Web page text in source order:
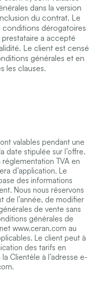
dans la version
du contrat. Le
conditions dérogatoires
a accepté
Le client est censé
générales et en
les clauses.
valables pendant une
date stipulée sur l’offre.
réglementation TVA en
d’application. Le
des informations
Nous nous réservons
de l’année, de modifier
de vente sans
générales de
www.ceran.com au
Le client peut à
des tarifs en
Clientèle à l’adresse e-